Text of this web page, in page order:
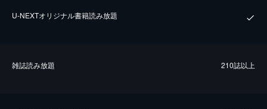
U-NEXTオリジナル書籍読み放題
雑誌読み放題 210誌以上